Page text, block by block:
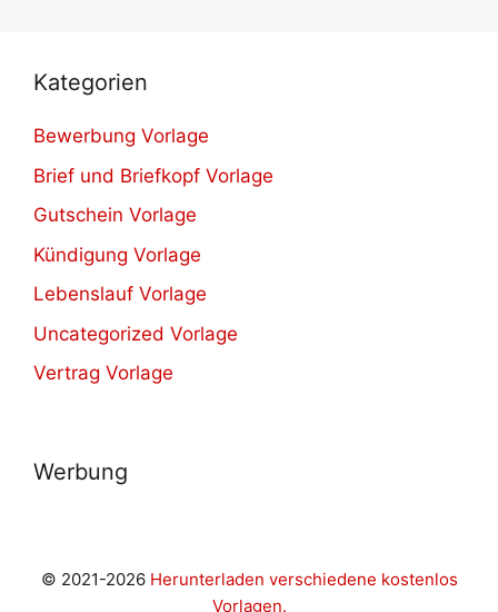
Kategorien
Bewerbung Vorlage
Brief und Briefkopf Vorlage
Gutschein Vorlage
Kündigung Vorlage
Lebenslauf Vorlage
Uncategorized Vorlage
Vertrag Vorlage
Werbung
© 2021-2026 Herunterladen verschiedene kostenlos
Vorlagen.